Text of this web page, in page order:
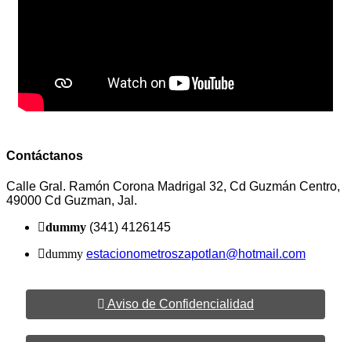
Contáctanos
Calle Gral. Ramón Corona Madrigal 32, Cd Guzmán Centro,
49000 Cd Guzman, Jal.
dummy (341) 4126145
dummy estacionometroszapotlan@hotmail.com
Aviso de Confidencialidad